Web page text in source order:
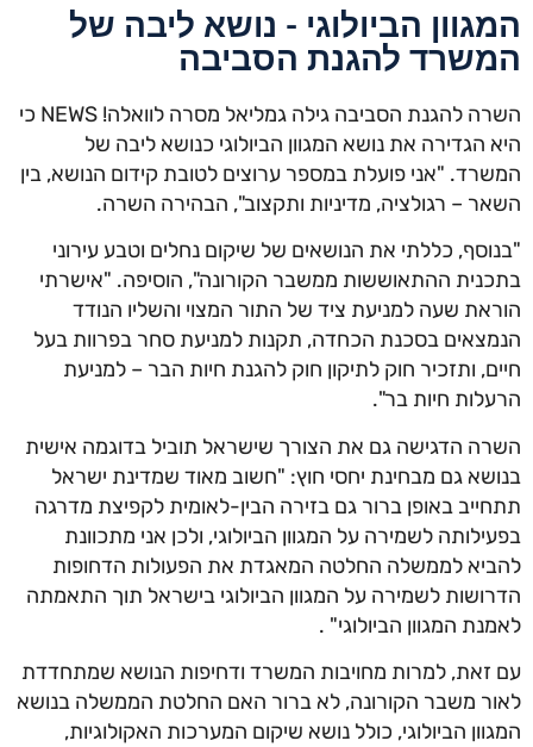
הביולוגי - נושא ליבה של
להגנת הסביבה
השרה להגנת הסביבה גילה גמליאל מסרה לוואלה! NEWS כי
הגדירה את נושא המגוון הביולוגי כנושא ליבה של
"אני פועלת במספר ערוצים לטובת קידום הנושא, בין
– רגולציה, מדיניות ותקצוב", הבהירה השרה.
כללתי את הנושאים של שיקום נחלים וטבע עירוני
ההתאוששות ממשבר הקורונה", הוסיפה. "אישרתי
שעה למניעת ציד של התור המצוי והשליו הנודד
בסכנת הכחדה, תקנות למניעת סחר בפרוות בעל
ותזכיר חוק לתיקון חוק להגנת חיות הבר – למניעת
חיות בר".
הדגישה גם את הצורך שישראל תוביל בדוגמה אישית
גם מבחינת יחסי חוץ: "חשוב מאוד שמדינת ישראל
באופן ברור גם בזירה הבין-לאומית לקפיצת מדרגה
לשמירה על המגוון הביולוגי, ולכן אני מתכוונת
לממשלה החלטה המאגדת את הפעולות הדחופות
לשמירה על המגוון הביולוגי בישראל תוך התאמתה
המגוון הביולוגי" .
למרות מחויבות המשרד ודחיפות הנושא שמתחדדת
משבר הקורונה, לא ברור האם החלטת הממשלה בנושא
הביולוגי, כולל נושא שיקום המערכות האקולוגיות,